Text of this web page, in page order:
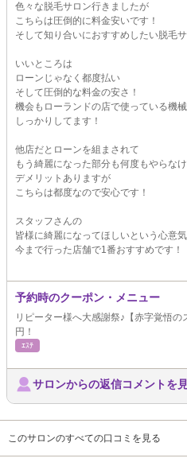
色々な脱毛サロン行きましたが
こちらは圧倒的に料金安いです！
そして知り合いにおすすめしたい脱毛サ
いいところは
ローンじゃなく都度払い
そして圧倒的な料金の安さ！
機会もローランドの店で使っている機
しっかりしてます！
他店だとローンを組まされて
もう綺麗になった部分も何度もやらな
デメリットありますが
こちらは都度なので安心です！
スタッフさんの
皆様に綺麗になってほしいという心意
今まで行った店舗で1番おすすめです！
予約時のクーポン・メニュー
リピーター様へ大感謝祭♪【赤字覚悟
円！
ｴｽﾃ
サロンからの返信コメントを
このサロンのすべての口コミを見る